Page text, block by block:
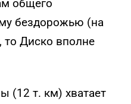
общего
бездорожью (на
то Диско вполне
(12 т. км) хватает